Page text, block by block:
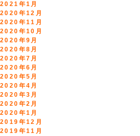
2021年1月
2020年12月
2020年11月
2020年10月
2020年9月
2020年8月
2020年7月
2020年6月
2020年5月
2020年4月
2020年3月
2020年2月
2020年1月
2019年12月
2019年11月